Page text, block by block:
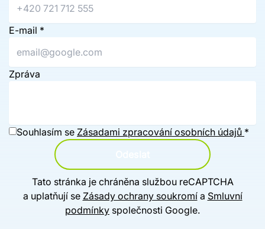
E-mail *
Zpráva
Souhlasím se Zásadami zpracování osobních údajů *
Tato stránka je chráněna službou reCAPTCHA
a uplatňují se Zásady ochrany soukromía Smluvní
podmínky společnosti Google.